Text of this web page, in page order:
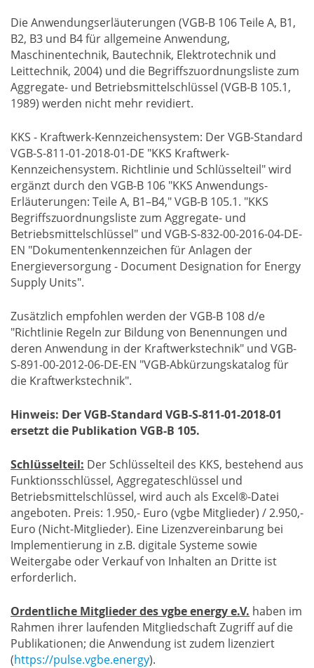
Die Anwendungserläuterungen (VGB-B 106 Teile A, B1,
B2, B3 und B4 für allgemeine Anwendung,
Maschinentechnik, Bautechnik, Elektrotechnik und
Leittechnik, 2004) und die Begriffszuordnungsliste zum
Aggregate- und Betriebsmittelschlüssel (VGB-B 105.1,
1989) werden nicht mehr revidiert.
KKS - Kraftwerk-Kennzeichensystem: Der VGB-Standard
VGB-S-811-01-2018-01-DE "KKS Kraftwerk-
Kennzeichensystem. Richtlinie und Schlüsselteil" wird
ergänzt durch den VGB-B 106 "KKS Anwendungs-
Erläuterungen: Teile A, B1–B4," VGB-B 105.1. "KKS
Begriffszuordnungsliste zum Aggregate- und
Betriebsmittelschlüssel" und VGB-S-832-00-2016-04-DE-
EN "Dokumentenkennzeichen für Anlagen der
Energieversorgung - Document Designation for Energy
Supply Units".
Zusätzlich empfohlen werden der VGB-B 108 d/e
"Richtlinie Regeln zur Bildung von Benennungen und
deren Anwendung in der Kraftwerkstechnik" und VGB-
S-891-00-2012-06-DE-EN "VGB-Abkürzungskatalog für
die Kraftwerkstechnik".
Hinweis: Der VGB-Standard VGB-S-811-01-2018-01
ersetzt die Publikation VGB-B 105.
Schlüsselteil: Der Schlüsselteil des KKS, bestehend aus
Funktionsschlüssel, Aggregateschlüssel und
Betriebsmittelschlüssel, wird auch als Excel®-Datei
angeboten. Preis: 1.950,- Euro (vgbe Mitglieder) / 2.950,-
Euro (Nicht-Mitglieder). Eine Lizenzvereinbarung bei
Implementierung in z.B. digitale Systeme sowie
Weitergabe oder Verkauf von Inhalten an Dritte ist
erforderlich.
Ordentliche Mitglieder des vgbe energy e.V. haben im
Rahmen ihrer laufenden Mitgliedschaft Zugriff auf die
Publikationen; die Anwendung ist zudem lizenziert
(https://pulse.vgbe.energy).